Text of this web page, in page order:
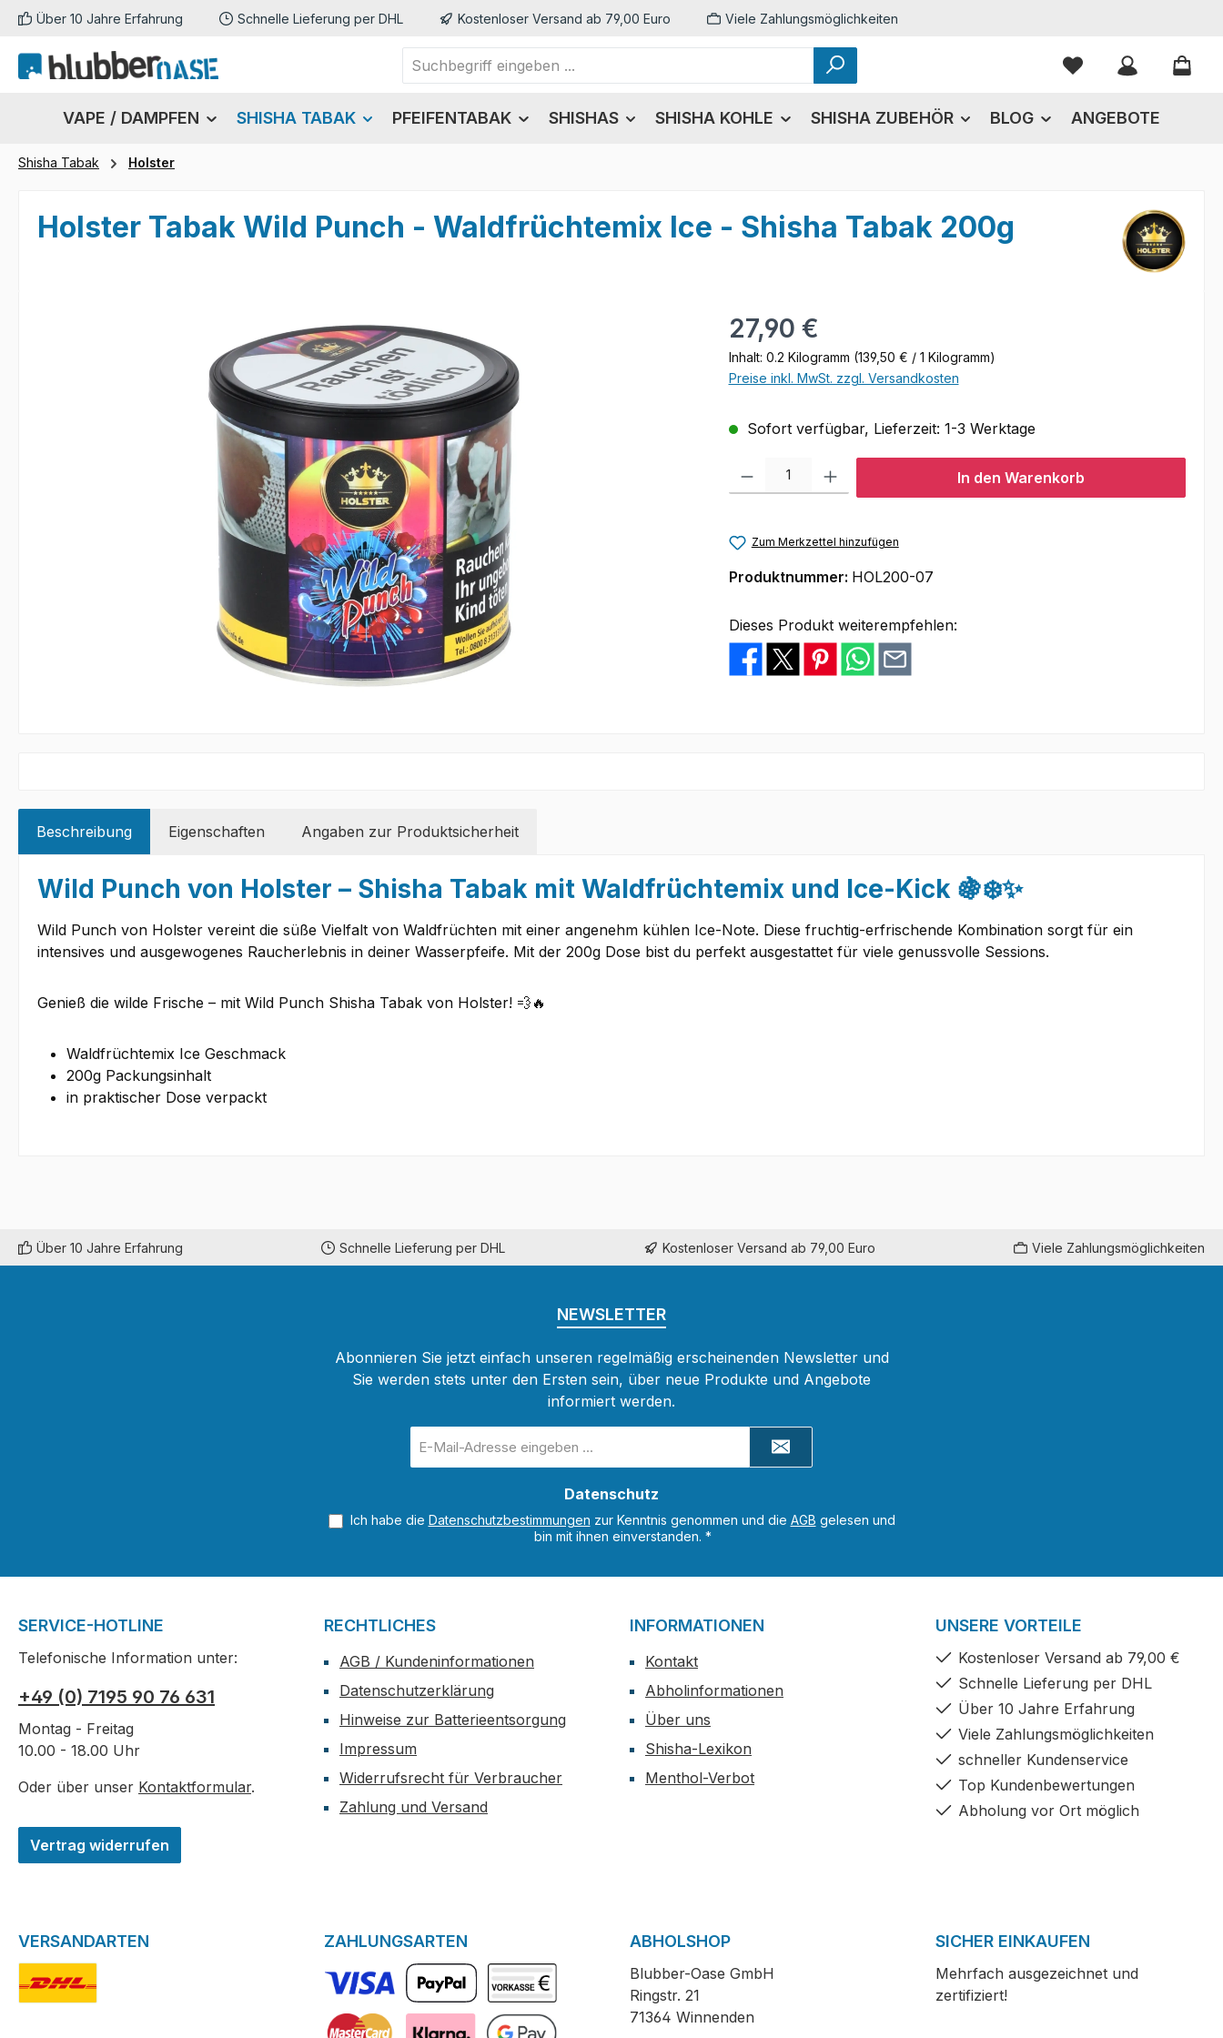
Hauptinhalt springen
Zur Suche springen
Zur Hauptnavigation springen
Über 10 Jahre Erfahrung Schnelle Lieferung per DHL Kostenloser Versand ab 79,00 Euro Viele Zahlungsmöglichkeiten
Du hast 0
VAPE / DAMPFEN SHISHA TABAK PFEIFENTABAK SHISHAS SHISHA KOHLE SHISHA ZUBEHÖR BLOG ANGEBOTE
Shisha Tabak Holster
Holster Tabak Wild Punch - Waldfrüchtemix Ice - Shisha Tabak 200g
Regulärer Preis:
27,90 €
Inhalt: 0.2 Kilogramm (139,50 € / 1 Kilogramm)
Preise inkl. MwSt. zzgl. Versandkosten
Sofort verfügbar, Lieferzeit: 1-3 Werktage
Produkt Anzahl: Gib den gewünschten Wert ein oder benutze die Schaltflächen
In den Warenkorb
Zum Merkzettel hinzufügen
Produktnummer: HOL200-07
Dieses Produkt weiterempfehlen:
Beschreibung Eigenschaften Angaben zur Produktsicherheit
Wild Punch von Holster – Shisha Tabak mit Waldfrüchtemix und Ice-Kick 🍇❄️✨
Wild Punch von Holster vereint die süße Vielfalt von Waldfrüchten mit einer angenehm kühlen Ice-Note. Diese fruchtig-erfrischende Kombination sorgt für ein
intensives und ausgewogenes Raucherlebnis in deiner Wasserpfeife. Mit der 200g Dose bist du perfekt ausgestattet für viele genussvolle Sessions.
Genieß die wilde Frische – mit Wild Punch Shisha Tabak von Holster! 💨🔥
Waldfrüchtemix Ice Geschmack
200g Packungsinhalt
in praktischer Dose verpackt
Über 10 Jahre Erfahrung Schnelle Lieferung per DHL Kostenloser Versand ab 79,00 Euro Viele Zahlungsmöglichkeiten
NEWSLETTER
Abonnieren Sie jetzt einfach unseren regelmäßig erscheinenden Newsletter und
Sie werden stets unter den Ersten sein, über neue Produkte und Angebote
informiert werden.
Mail-
Datenschutz
Ich habe die Datenschutzbestimmungen zur Kenntnis genommen und die AGB gelesen und
bin mit ihnen einverstanden. *
SERVICE-HOTLINE
Telefonische Information unter:
+49 (0) 7195 90 76 631
Montag - Freitag
10.00 - 18.00 Uhr
Oder über unser Kontaktformular.
Vertrag widerrufen
RECHTLICHES
AGB / Kundeninformationen
Datenschutzerklärung
Hinweise zur Batterieentsorgung
Impressum
Widerrufsrecht für Verbraucher
Zahlung und Versand
INFORMATIONEN
Kontakt
Abholinformationen
Über uns
Shisha-Lexikon
Menthol-Verbot
UNSERE VORTEILE
Kostenloser Versand ab 79,00 €
Schnelle Lieferung per DHL
Über 10 Jahre Erfahrung
Viele Zahlungsmöglichkeiten
schneller Kundenservice
Top Kundenbewertungen
Abholung vor Ort möglich
VERSANDARTEN ZAHLUNGSARTEN
Vorkasse
PayPal
VISA Logo
ABHOLSHOP
Blubber-Oase GmbH
Ringstr. 21
71364 Winnenden
SICHER EINKAUFEN
Mehrfach ausgezeichnet und
zertifiziert!